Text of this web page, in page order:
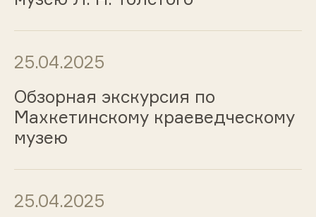
25.04.2025
Обзорная экскурсия по
Махкетинскому краеведческому
музею
25.04.2025